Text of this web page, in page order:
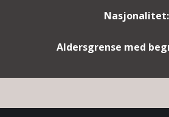
Nasjonalitet:
Aldersgrense med